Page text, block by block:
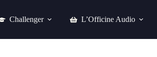
Challenger L’Officine Audio